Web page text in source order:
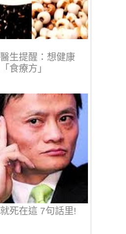
生提醒：想健康
食療方」
死在這 7句話里!